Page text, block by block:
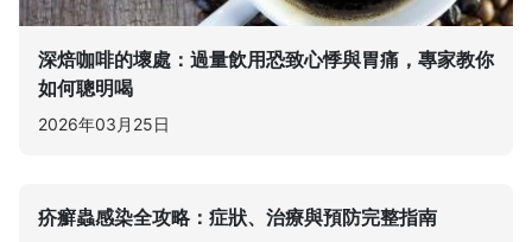
深焙咖啡的壞處：過量飲用恐致心悸與胃痛，專家教你
如何聰明喝
2026年03月25日
疥癬蟲感染全攻略：症狀、治療與預防完整指南